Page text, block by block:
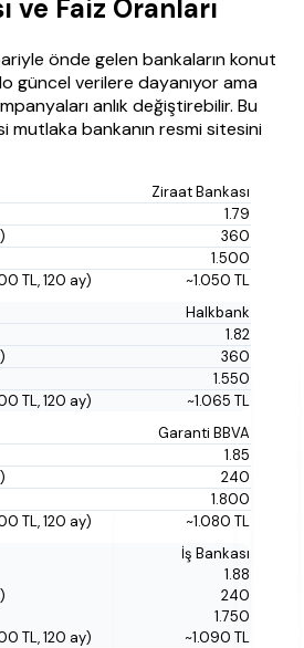
ve Faiz Oranları
önde gelen bankaların konut
güncel verilere dayanıyor ama
anlık değiştirebilir. Bu
mutlaka bankanın resmi sitesini
Ziraat Bankası
1.79
360
1.500
~1.050 TL
Halkbank
1.82
360
1.550
~1.065 TL
Garanti BBVA
1.85
240
1.800
~1.080 TL
İş Bankası
1.88
240
1.750
~1.090 TL